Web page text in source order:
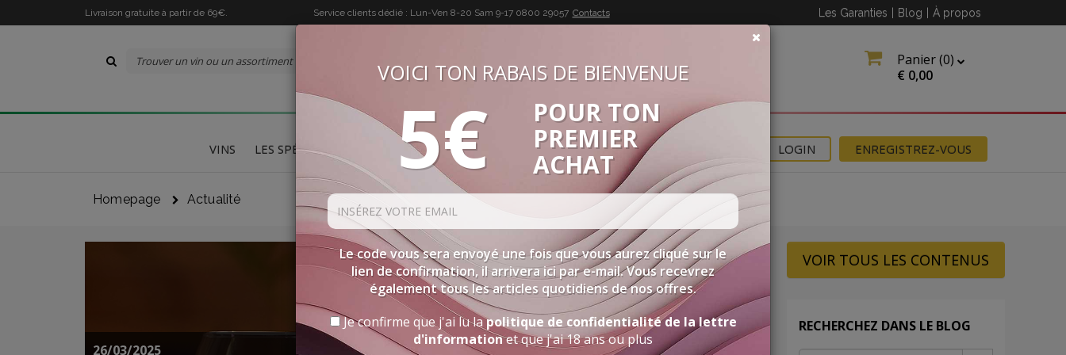
Livraison gratuite à partir de 69€. Service clients dédié : Lun-Ven 8-20 Sam 9-170800 29057 Contacts Les Garanties Blog À propos
Panier (0)
€ 0,00
BUON VINO, BUONA VITA
VINS LES SPÉCIALITÉS SÉLECTIONS SPIRITUEUX ACCESSOIRES PROMOTIONS ENREGISTREZ-VOUS
LOGIN
Homepage Actualité
26/03/2025
VOIR TOUS LES CONTENUS
RECHERCHEZ DANS LE BLOG
VOICI TON RABAIS DE BIENVENUE
5€
POUR TON
PREMIER
ACHAT
Le code vous sera envoyé une fois que vous aurez cliqué sur le
lien de confirmation, il arrivera ici par e-mail. Vous recevrez
également tous les articles quotidiens de nos offres.
Je confirme que j'ai lu lapolitique de confidentialité de la lettre
d'informationet que j'ai 18 ans ou plus